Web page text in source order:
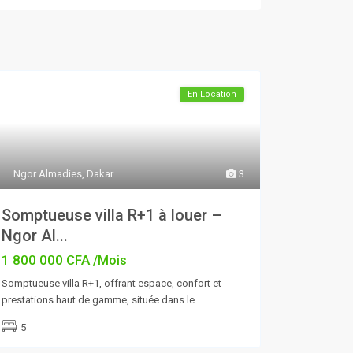
3
Ngor Almadies, Dakar
En Location
Somptueuse villa R+1 à louer –
Ngor Al...
1 800 000 CFA/Mois
Somptueuse villa R+1, offrant espace, confort et
prestations haut de gamme, située dans le ...
5